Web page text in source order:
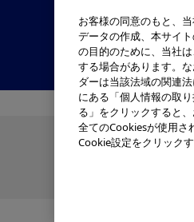
お客様の同意のもと、
データの作成、本サイ
の目的のために、当社
する場合があります。
ダーは当該法域の関連
にある「個人情報の取
る」をクリックすると
全てのCookiesが使用さ
Cookie設定をクリック